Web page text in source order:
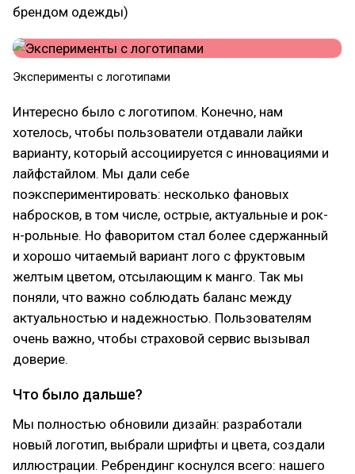
брендом одежды)
Эксперименты с логотипами
Интересно было с логотипом. Конечно, нам
хотелось, чтобы пользователи отдавали лайки
варианту, который ассоциируется с инновациями и
лайфстайлом. Мы дали себе
поэкспериментировать: несколько фановых
набросков, в том числе, острые, актуальные и рок-
н-рольные. Но фаворитом стал более сдержанный
и хорошо читаемый вариант лого с фруктовым
желтым цветом, отсылающим к манго. Так мы
поняли, что важно соблюдать баланс между
актуальностью и надежностью. Пользователям
очень важно, чтобы страховой сервис вызывал
доверие.
Что было дальше?
Мы полностью обновили дизайн: разработали
новый логотип, выбрали шрифты и цвета, создали
иллюстрации. Ребрендинг коснулся всего: нашего